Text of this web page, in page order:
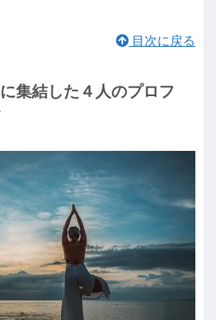
目次に戻る
集結した４人のプロフ